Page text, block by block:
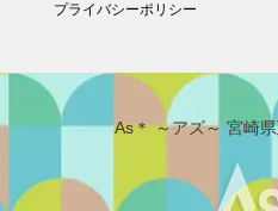
プライバシーポリシー
As＊ ～アズ～ 宮崎